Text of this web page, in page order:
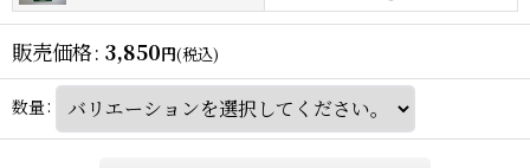
販売価格: 3,850円(税込)
数量: